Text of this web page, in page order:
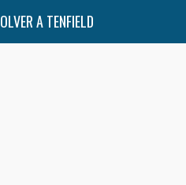
A TENFIELD